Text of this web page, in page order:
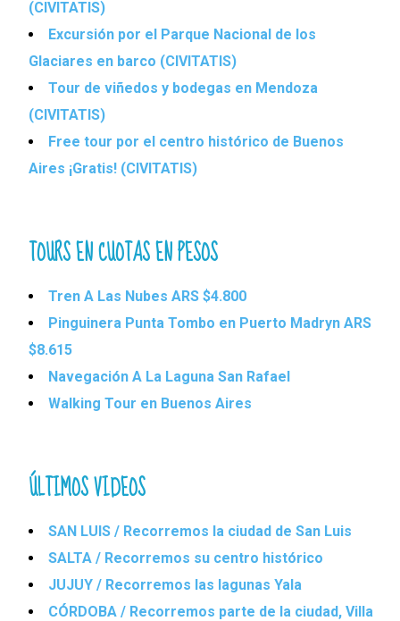
(CIVITATIS)
Excursión por el Parque Nacional de los
Glaciares en barco (CIVITATIS)
Tour de viñedos y bodegas en Mendoza
(CIVITATIS)
Free tour por el centro histórico de Buenos
Aires ¡Gratis! (CIVITATIS)
TOURS EN CUOTAS EN PESOS
Tren A Las Nubes ARS $4.800
Pinguinera Punta Tombo en Puerto Madryn ARS
$8.615
Navegación A La Laguna San Rafael
Walking Tour en Buenos Aires
ÚLTIMOS VIDEOS
SAN LUIS / Recorremos la ciudad de San Luis
SALTA / Recorremos su centro histórico
JUJUY / Recorremos las lagunas Yala
CÓRDOBA / Recorremos parte de la ciudad, Villa